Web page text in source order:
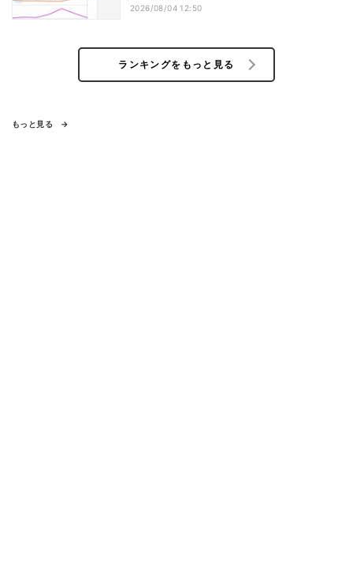
2026/08/04 12:50
ランキングをもっと見る
もっと見る